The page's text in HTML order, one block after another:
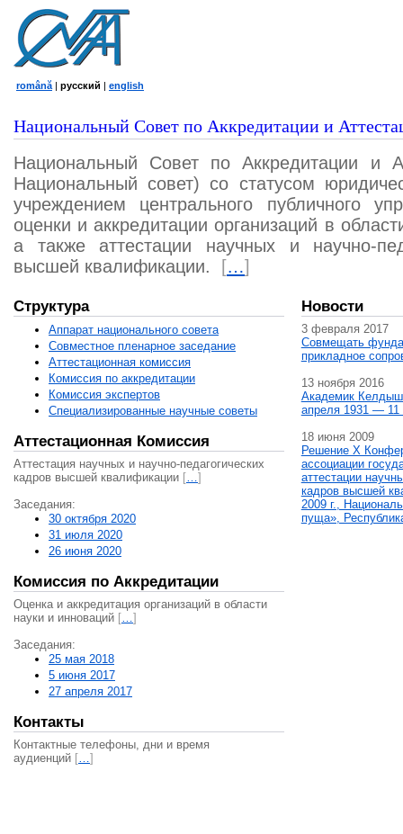
română | русский | english
Национальный Совет по Аккредитации и
Национальный Совет по Аккредитации и
Национальный совет) со статусом
учреждением центрального публичного
оценки и аккредитации организаций в
а также аттестации научных и научно-
высшей квалификации.
[…]
Структура
Аппарат национального совета
Совместное пленарное заседание
Аттестационная комисcия
Комиссия по аккредитации
Комиссия экспертов
Специализированные научные советы
Аттестационная Комиссия
Аттестация научных и научно-педагогических
кадров высшей квалификации […]
Заседания:
30 октября 2020
31 июля 2020
26 июня 2020
Комиссия по Аккредитации
Оценка и аккредитация организаций в области
науки и инноваций […]
Заседания:
25 мая 2018
5 июня 2017
27 апреля 2017
Контакты
Контактные телефоны, дни и время
аудиенций […]
Новости
3 февраля 2017
Совмещать
прикладное
13 ноября 2016
Академик
апреля 1931 — 11
18 июня 2009
Решение X
ассоциации
аттестации
кадров высшей
2009 г.,
пуща»,